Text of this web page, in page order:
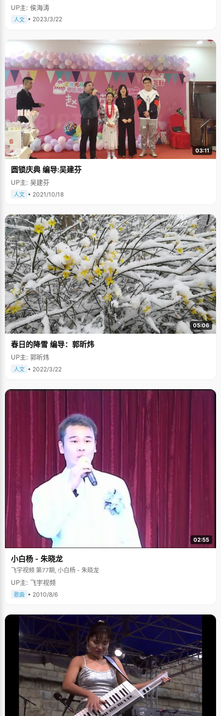
UP主: 侯海涛
人文 • 2023/3/22
03:11
圆锁庆典 编导:吴建芬
UP主: 吴建芬
人文 • 2021/10/18
05:06
春日的降雪 编导：郭昕炜
UP主: 郭昕炜
人文 • 2022/3/22
02:55
小白杨 - 朱晓龙
飞宇视频 第77期, 小白杨 - 朱晓龙
UP主: 飞宇视频
歌曲 • 2010/8/6